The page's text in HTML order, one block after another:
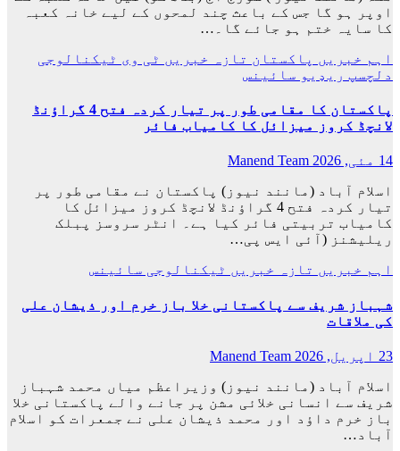
اوپر ہو گا جس کے باعث چند لمحوں کے لیے خانہ کعبہ
کا سایہ ختم ہو جائے گا۔…
اہم خبریں پاکستان تازہ خبریں ٹی وی ٹیکنالوجی
دلچسپ ریډيو سائینس
پاکستان کا مقامی طور پر تیار کردہ فتح 4 گراؤنڈ
لانچڈ کروز میزائل کا کامیاب فائر
14 مئی, 2026
Manend Team
اسلام آباد (مانند نیوز) پاکستان نے مقامی طور پر
تیار کردہ فتح 4 گراؤنڈ لانچڈ کروز میزائل کا
کامیاب تربیتی فائر کیا ہے۔ انٹر سروسز پبلک
ریلیشنز (آئی ایس پی…
اہم خبریں تازہ خبریں ٹیکنالوجی سائینس
شہباز شریف سے پاکستانی خلا باز خرم اور ذیشان علی
کی ملاقات
23 اپریل, 2026
Manend Team
اسلام آباد (مانند نیوز) وزیراعظم میاں محمد شہباز
شریف سے انسانی خلائی مشن پر جانے والے پاکستانی خلا
باز خرم داؤد اور محمد ذیشان علی نے جمعرات کو اسلام
آباد…